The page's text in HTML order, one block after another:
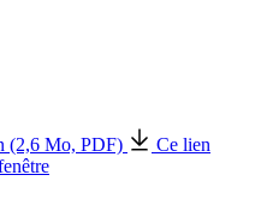
(2,6 Mo, PDF)
Ce lien